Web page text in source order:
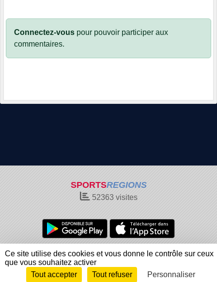
Connectez-vous pour pouvoir participer aux
commentaires.
SPORTSREGIONS
52363visites
Charte cookies
Gestion des cookies
Informations légales
Signaler un contenu inapproprié
Envie de participer ?
Connexion
Ce site utilise des cookies et vous donne le contrôle sur ceux
que vous souhaitez activer
Tout accepter
Tout refuser Personnaliser